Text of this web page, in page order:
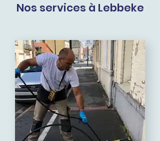
Nos services à Lebbeke